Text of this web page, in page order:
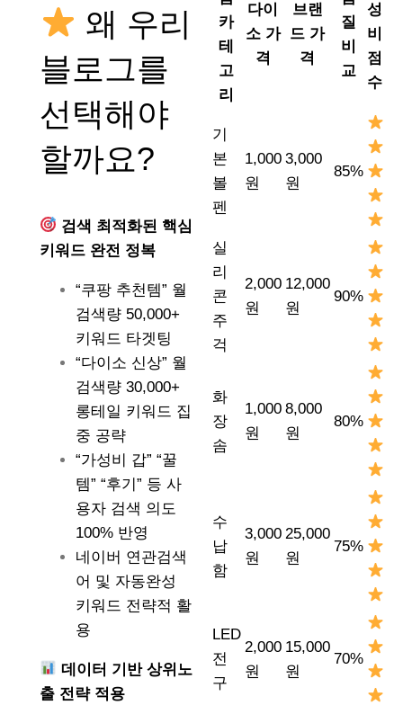
왜 우리
블로그를
선택해야
할까요?
검색 최적화된 핵심
키워드 완전 정복
“쿠팡 추천템” 월
검색량 50,000+
키워드 타겟팅
“다이소 신상” 월
검색량 30,000+
롱테일 키워드 집
중 공략
“가성비 갑” “꿀
템” “후기” 등 사
용자 검색 의도
100% 반영
네이버 연관검색
어 및 자동완성
키워드 전략적 활
용
데이터 기반 상위노
출 전략 적용
카
테
고
리
다이
소 가
격
브랜
드 가
격
질
비
교
성
비
점
수
기
본
볼
펜
1,000
원
3,000
원
85%
실
리
콘
주
걱
2,000
원
12,000
원
90%
화
장
솜
1,000
원
8,000
원
80%
수
납
함
3,000
원
25,000
원
75%
LED
전
구
2,000
원
15,000
원
70%